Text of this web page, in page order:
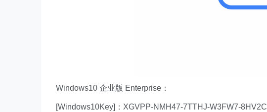
Windows10 企业版 Enterprise：
[Windows10Key]：XGVPP-NMH47-7TTHJ-W3FW7-8HV2C